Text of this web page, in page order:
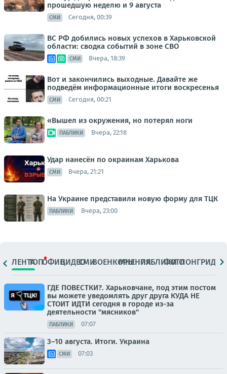
прошедшую неделю и 9 августа
СМИ Сегодня, 00:39
ВС РФ добились новых успехов в Харьковской
области: сводка событий в зоне СВО
СМИ Вчера, 18:39
Вот и закончились выходные. Давайте же
подведём информационные итоги воскресенья
СМИ Сегодня, 00:21
«Вышел из окружения, но потерял ноги
ПАБЛИКИ Вчера, 22:18
Удар нанесён по окраинам Харькова
СМИ Вчера, 21:21
На Украине представили новую форму для ТЦК
ПАБЛИКИ Вчера, 23:00
ЛЕНТАТОПОФИЦ.ВИДЕОСМИВОЕНКОРЫМНЕНИЯПАБЛИКИ
ФОТОЛОНГРИДЫ
ГДЕ ПОВЕСТКИ?. Харьковчане, под этим постом
вы можете уведомлять друг друга КУДА НЕ
СТОИТ ИДТИ сегодня в городе из-за
деятельности "мясников"
ПАБЛИКИ 07:07
3–10 августа. Итоги. Украина
СМИ 07:03